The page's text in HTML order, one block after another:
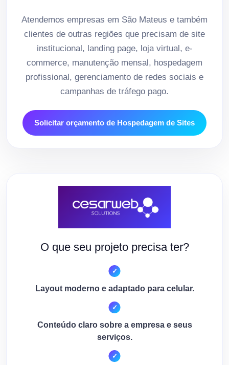
Atendemos empresas em São Mateus e também
clientes de outras regiões que precisam de site
institucional, landing page, loja virtual, e-
commerce, manutenção mensal, hospedagem
profissional, gerenciamento de redes sociais e
campanhas de tráfego pago.
Solicitar orçamento de Hospedagem de Sites
O que seu projeto precisa ter?
Layout moderno e adaptado para celular.
Conteúdo claro sobre a empresa e seus
serviços.